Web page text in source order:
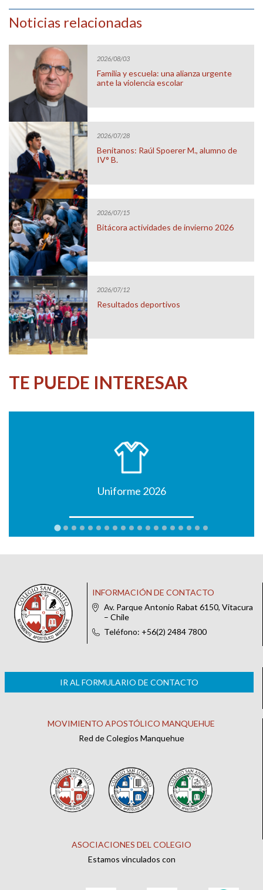
Noticias relacionadas
2026/08/03
Familia y escuela: una alianza urgente
ante la violencia escolar
2026/07/28
Benitanos: Raúl Spoerer M., alumno de
IV° B.
2026/07/15
Bitácora actividades de invierno 2026
2026/07/12
Resultados deportivos
TE PUEDE INTERESAR
Uniforme 2026
INFORMACIÓN DE CONTACTO
Av. Parque Antonio Rabat 6150, Vitacura
– Chile
Teléfono: +56(2) 2484 7800
IR AL FORMULARIO DE CONTACTO
MOVIMIENTO APOSTÓLICO MANQUEHUE
Red de Colegios Manquehue
ASOCIACIONES DEL COLEGIO
Estamos vinculados con